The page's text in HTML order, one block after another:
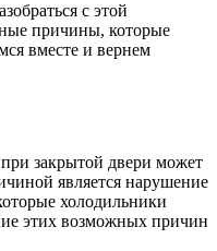
с этой
причины, которые
вместе и вернем
закрытой двери может
является нарушение
холодильники
этих возможных причин